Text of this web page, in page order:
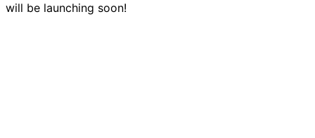
will be launching soon!